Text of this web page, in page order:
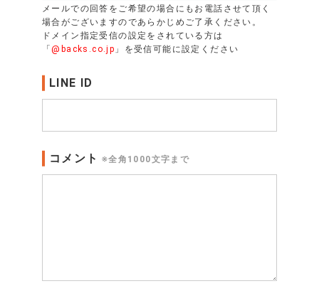
メールでの回答をご希望の場合にもお電話させて頂く
場合がございますのであらかじめご了承ください。
ドメイン指定受信の設定をされている方は
「@backs.co.jp 」を受信可能に設定ください
LINE ID
コメント ※全角1000文字まで